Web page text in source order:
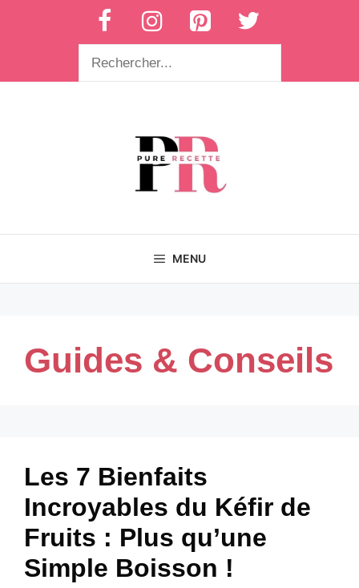
MENU
Guides & Conseils
Les 7 Bienfaits
Incroyables du Kéfir de
Fruits : Plus qu’une
Simple Boisson !